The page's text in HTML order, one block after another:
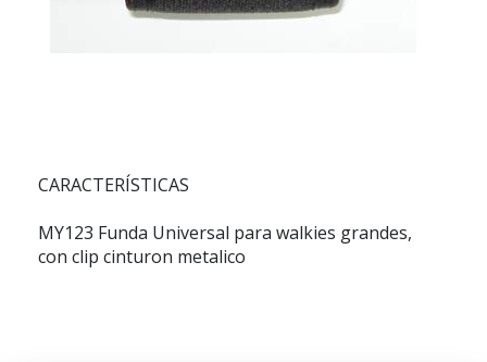
CARACTERÍSTICAS
MY123 Funda Universal para walkies grandes,
con clip cinturon metalico